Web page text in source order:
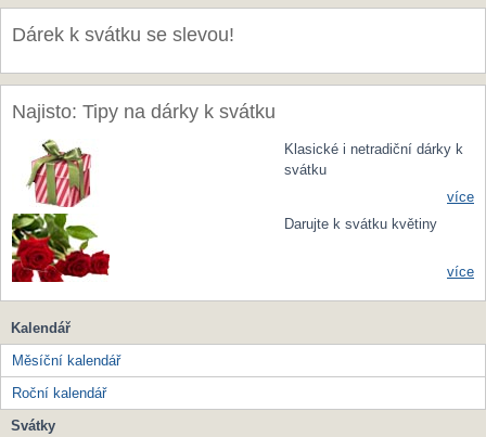
Dárek k svátku se slevou!
Najisto: Tipy na dárky k svátku
Klasické i netradiční dárky k
svátku
více
Darujte k svátku květiny
více
Kalendář
Měsíční kalendář
Roční kalendář
Svátky